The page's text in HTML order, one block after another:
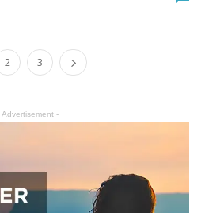
2 3
Advertisement -